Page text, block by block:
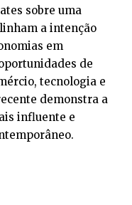
sobre uma
a intenção
em
de
tecnologia e
demonstra a
influente e